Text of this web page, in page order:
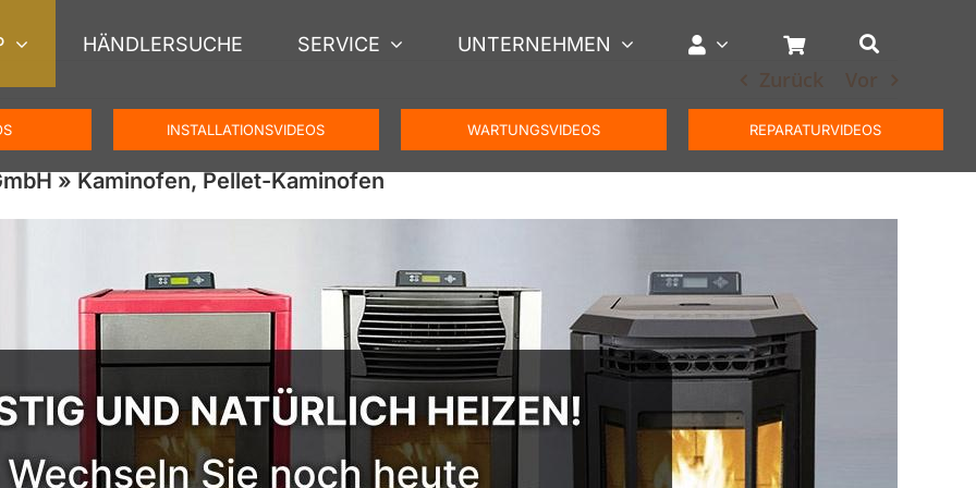
HÄNDLERSUCHE SERVICE UNTERNEHMEN
INSTALLATIONSVIDEOS WARTUNGSVIDEOS REPARATURVIDEOS
Zurück Vor
» Kaminofen, Pellet-Kaminofen